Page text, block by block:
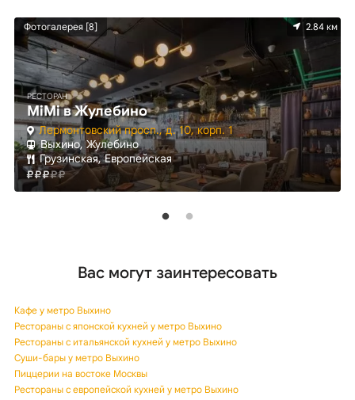
Фотогалерея [8] 2.84 км
РЕСТОРАН
MiMi в Жулебино
Лермонтовский просп., д. 10, корп. 1
Выхино, Жулебино
Грузинская, Европейская
Вас могут заинтересовать
Кафе у метро Выхино
Рестораны с японской кухней у метро Выхино
Рестораны с итальянской кухней у метро Выхино
Суши-бары у метро Выхино
Пиццерии на востоке Москвы
Рестораны с европейской кухней у метро Выхино